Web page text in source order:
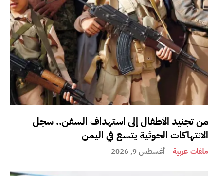
من تجنيد الأطفال إلى استهداف السفن.. سجل
الانتهاكات الحوثية يتسع في اليمن
ملفات عربية أغسطس 9, 2026